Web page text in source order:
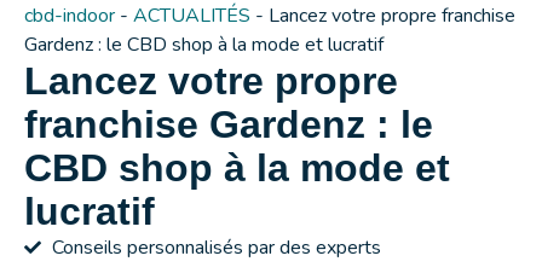
cbd-indoor - ACTUALITÉS - Lancez votre propre franchise
Gardenz : le CBD shop à la mode et lucratif
Lancez votre propre
franchise Gardenz : le
CBD shop à la mode et
lucratif
Conseils personnalisés par des experts